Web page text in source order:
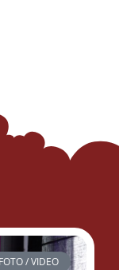
FOTO / VIDEO